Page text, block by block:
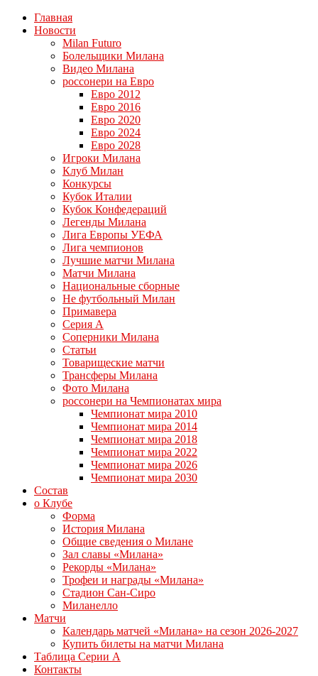
Главная
Новости
Milan Futuro
Болельщики Милана
Видео Милана
россонери на Евро
Евро 2012
Евро 2016
Евро 2020
Евро 2024
Евро 2028
Игроки Милана
Клуб Милан
Конкурсы
Кубок Италии
Кубок Конфедераций
Легенды Милана
Лига Европы УЕФА
Лига чемпионов
Лучшие матчи Милана
Матчи Милана
Национальные сборные
Не футбольный Милан
Примавера
Серия А
Соперники Милана
Статьи
Товарищеские матчи
Трансферы Милана
Фото Милана
россонери на Чемпионатах мира
Чемпионат мира 2010
Чемпионат мира 2014
Чемпионат мира 2018
Чемпионат мира 2022
Чемпионат мира 2026
Чемпионат мира 2030
Состав
о Клубе
Форма
История Милана
Общие сведения о Милане
Зал славы «Милана»
Рекорды «Милана»
Трофеи и награды «Милана»
Стадион Сан-Сиро
Миланелло
Матчи
Календарь матчей «Милана» на сезон 2026-2027
Купить билеты на матчи Милана
Таблица Серии А
Контакты